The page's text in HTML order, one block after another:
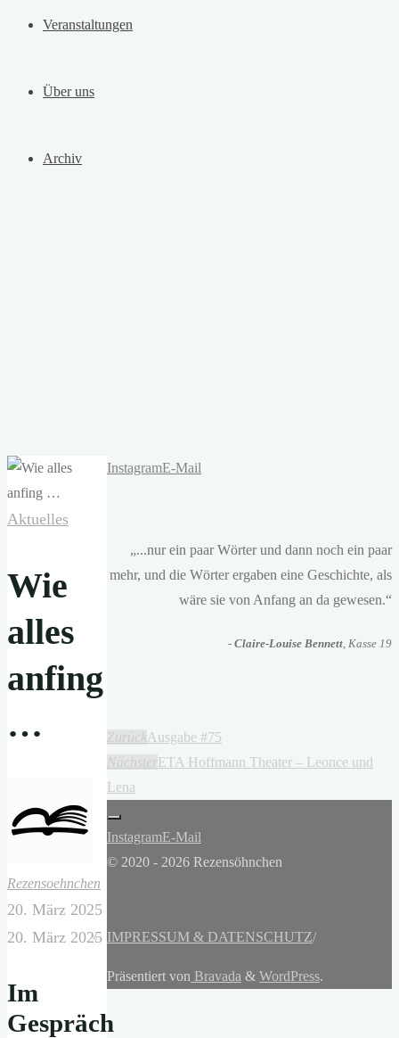
Veranstaltungen
Über uns
Archiv
Aktuelles
Wie
alles
anfing
…
Rezensoehnchen
20. März 2025
20. März 2025
Im
Gespräch
InstagramE-Mail
„...nur ein paar Wörter und dann noch ein paar
mehr, und die Wörter ergaben eine Geschichte, als
wäre sie von Anfang an da gewesen.“
- Claire-Louise Bennett, Kasse 19
Zurück Ausgabe #75
NächsterETA Hoffmann Theater – Leonce und
Lena
InstagramE-Mail
© 2020 - 2026 Rezensöhnchen
IMPRESSUM & DATENSCHUTZ/
Präsentiert von Bravada & WordPress.